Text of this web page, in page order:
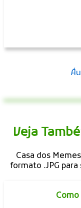
Veja
Casa dos
formato .JPG
Como